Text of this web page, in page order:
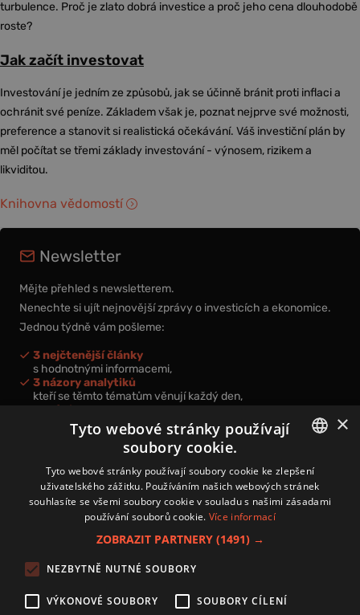
turbulence. Proč je zlato dobrá investice a proč jeho cena dlouhodobě
roste?
Jak začít investovat
Investování je jedním ze způsobů, jak se účinně bránit proti inflaci a
ochránit své peníze. Základem však je, poznat nejprve své možnosti,
preference a stanovit si realistická očekávání. Váš investiční plán by
měl počítat se třemi základy investování - výnosem, rizikem a
likviditou.
Knihovna vědomostí
Newsletter
Mějte přehled s newsletterem.
Nenechte si ujít nejnovější zprávy o investicích a ekonomice.
Jednou týdně vám pošleme:
3 nejčtenější články
s hodnotnými informacemi,
3 názory analytiků
kteří se těmto tématům věnují každý den,
nová videa a podcasty
k prohloubení vašich znalostí.
Přihlášením k newsletteru vyjadřujete svůj souhlas spodmínkami
zpracování osobních údajů.
Zásady používání souborů cookies
Autoři
CZECH
×
Tyto webové stránky používají
soubory cookie.
Tyto webové stránky používají soubory cookie ke zlepšení
uživatelského zážitku. Používáním našich webových stránek
souhlasíte se všemi soubory cookie v souladu s našimi zásadami
používání souborů cookie. Více informací
ZOBRAZIT PARTNERY (1491) →
NEZBYTNĚ NUTNÉ SOUBORY
VÝKONOVÉ SOUBORY SOUBORY CÍLENÍ